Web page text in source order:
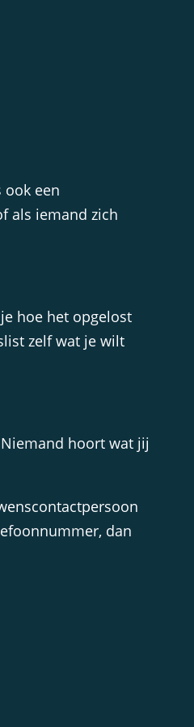
ook een
als iemand zich
hoe het opgelost
zelf wat je wilt
hoort wat jij
dan